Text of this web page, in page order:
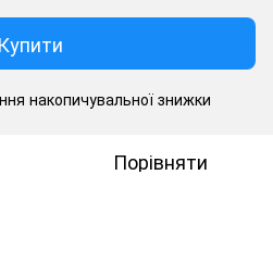
Купити
накопичувальної знижки
Порівняти